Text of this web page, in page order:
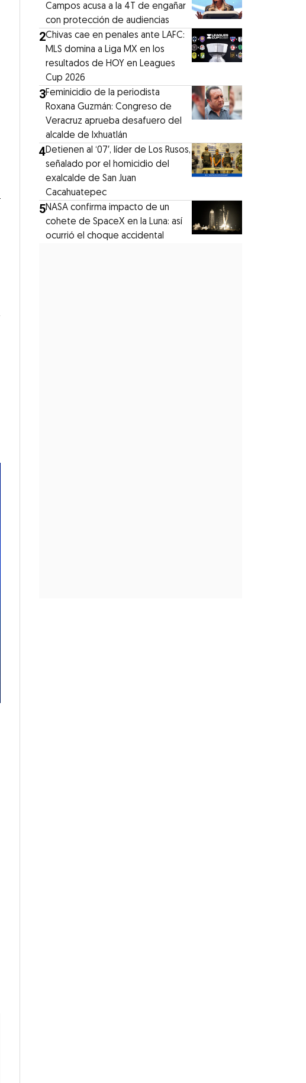
Campos acusa a la 4T de engañar
con protección de audiencias
2Chivas cae en penales ante LAFC:
MLS domina a Liga MX en los
resultados de HOY en Leagues
Cup 2026
3Feminicidio de la periodista
Roxana Guzmán: Congreso de
Veracruz aprueba desafuero del
alcalde de Ixhuatlán
4Detienen al ‘07′, líder de Los Rusos,
señalado por el homicidio del
exalcalde de San Juan
Cacahuatepec
5NASA confirma impacto de un
cohete de SpaceX en la Luna: así
ocurrió el choque accidental